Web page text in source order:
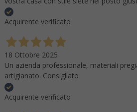
Acquirente verificato
18 Ottobre 2025
Un azienda professionale, materiali
artigianato. Consigliato
Acquirente verificato